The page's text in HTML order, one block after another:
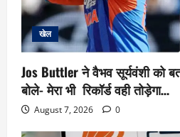
खेल
Jos Buttler ने वैभव सूर्यवंशी को
बोले- मेरा भी रिकॉर्ड वही तोड़ेगा…
August 7, 2026 0